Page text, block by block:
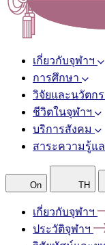
เกี่ยวกับจุฬาฯ
การศึกษา
วิจัยและนวัตก
ชีวิตในจุฬาฯ
บริการสังคม
สาระความรู้แ
On TH
เกี่ยวกับจุฬาฯ
ประวัติจุฬาฯ